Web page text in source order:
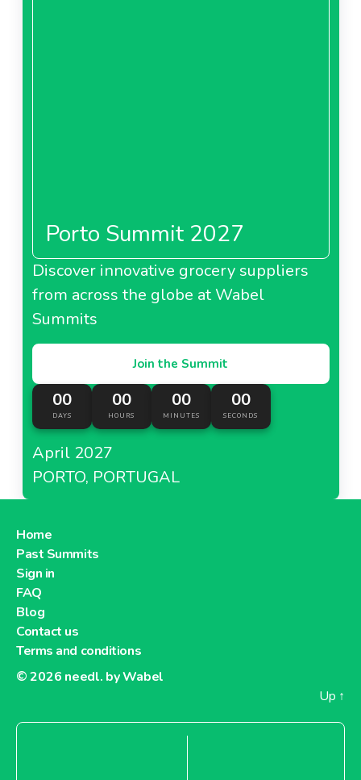
Porto Summit 2027
Discover innovative grocery suppliers
from across the globe at Wabel
Summits
Join the Summit
00
DAYS
00
HOURS
00
MINUTES
00
SECONDS
April 2027
PORTO, PORTUGAL
Home
Past Summits
Sign in
FAQ
Blog
Contact us
Terms and conditions
© 2026 needl. by Wabel
Up ↑